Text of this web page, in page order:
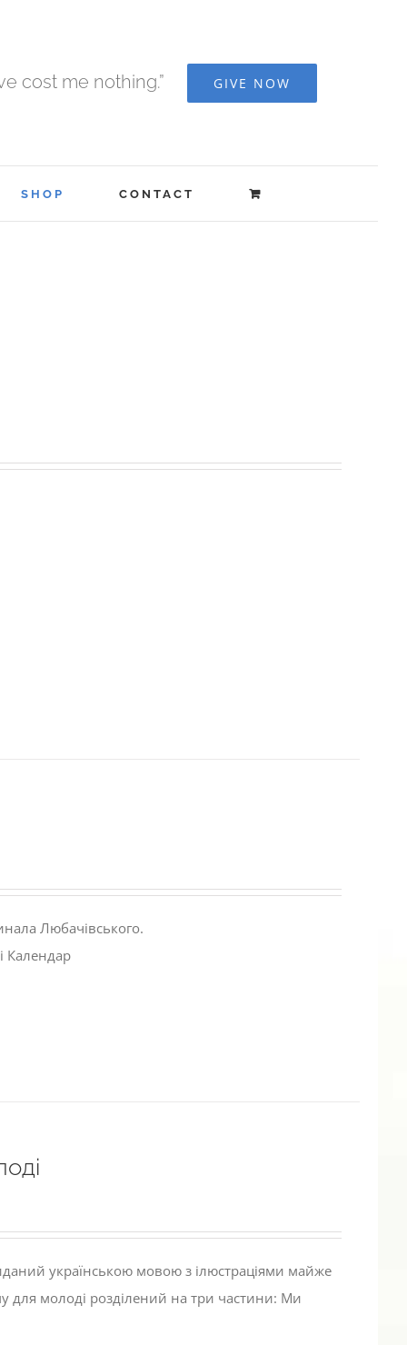
cost me nothing.” GIVE NOW
SHOP CONTACT
Любачівського.
Календар
українською мовою з ілюстраціями майже
для молоді розділений на три частини: Ми